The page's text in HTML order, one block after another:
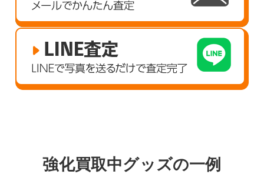
強化買取中グッズの一例